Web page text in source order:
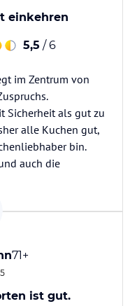
einkehren
5,5 / 6
im Zentrum von
Sicherheit als gut zu
alle Kuchen gut,
bin.
auch die
71+
ist gut.